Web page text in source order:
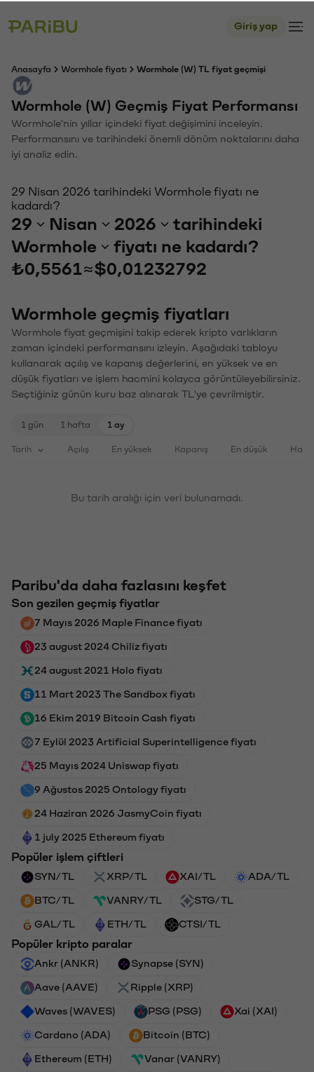
Giriş yap
Anasayfa Wormhole fiyatı Wormhole (W) TL fiyat geçmişi
Wormhole (W) Geçmiş Fiyat Performansı
Wormhole'nin yıllar içindeki fiyat değişimini inceleyin.
Performansını ve tarihindeki önemli dönüm noktalarını daha
iyi analiz edin.
29 Nisan 2026 tarihindeki Wormhole fiyatı ne
kadardı?
29 Nisan 2026
tarihindeki
Wormhole
fiyatı ne kadardı?
₺0,5561 ≈$0,01232792
Wormhole geçmiş fiyatları
Wormhole fiyat geçmişini takip ederek kripto varlıkların
zaman içindeki performansını izleyin. Aşağıdaki tabloyu
kullanarak açılış ve kapanış değerlerini, en yüksek ve en
düşük fiyatları ve işlem hacmini kolayca görüntüleyebilirsiniz.
Seçtiğiniz günün kuru baz alınarak TL'ye çevrilmiştir.
1 gün 1 hafta 1 ay
Tarih Açılış En yüksek Kapanış En düşük
Bu tarih aralığı için veri bulunamadı.
Paribu'da daha fazlasını keşfet
Son gezilen geçmiş fiyatlar
7 Mayıs 2026 Maple Finance fiyatı
23 august 2024 Chiliz fiyatı
24 august 2021 Holo fiyatı
11 Mart 2023 The Sandbox fiyatı
16 Ekim 2019 Bitcoin Cash fiyatı
7 Eylül 2023 Artificial Superintelligence fiyatı
25 Mayıs 2024 Uniswap fiyatı
9 Ağustos 2025 Ontology fiyatı
24 Haziran 2026 JasmyCoin fiyatı
1 july 2025 Ethereum fiyatı
Popüler işlem çiftleri
SYN/TL XRP/TL XAI/TL ADA/TL
BTC/TL VANRY/TL STG/TL
GAL/TL ETH/TL CTSI/TL
Popüler kripto paralar
Ankr (ANKR) Synapse (SYN)
Aave (AAVE) Ripple (XRP)
Waves (WAVES) PSG (PSG) Xai (XAI)
Cardano (ADA) Bitcoin (BTC)
Ethereum (ETH) Vanar (VANRY)